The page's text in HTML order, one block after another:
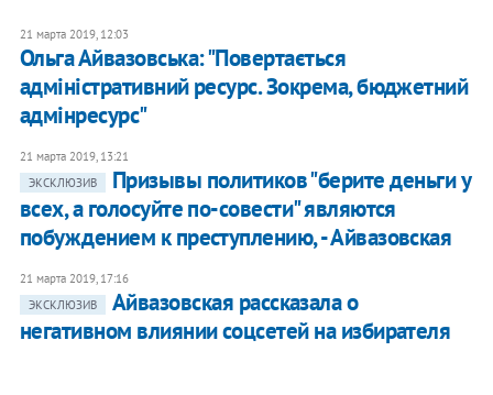
21 марта 2019, 12:03
Ольга Айвазовська: "Повертається
адміністративний ресурс. Зокрема, бюджетний
адмінресурс"
21 марта 2019, 13:21
ЭКСКЛЮЗИВ
Призывы политиков "берите деньги у
всех, а голосуйте по-совести" являются
побуждением к преступлению, - Айвазовская
21 марта 2019, 17:16
ЭКСКЛЮЗИВ
Айвазовская рассказала о
негативном влиянии соцсетей на избирателя